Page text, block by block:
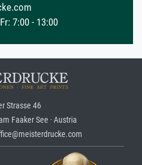
7:00 - 13:00
Strasse 46
Faaker See · Austria